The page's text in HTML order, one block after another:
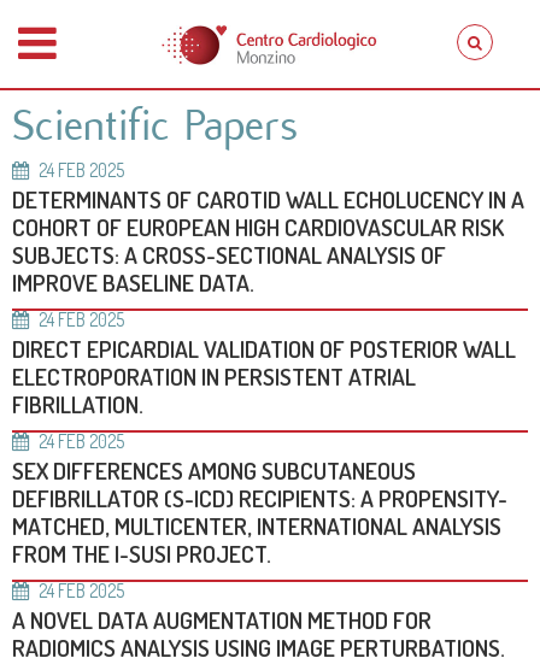
Scientific Papers
24 FEB 2025
DETERMINANTS OF CAROTID WALL ECHOLUCENCY IN A
COHORT OF EUROPEAN HIGH CARDIOVASCULAR RISK
SUBJECTS: A CROSS-SECTIONAL ANALYSIS OF
IMPROVE BASELINE DATA.
24 FEB 2025
DIRECT EPICARDIAL VALIDATION OF POSTERIOR WALL
ELECTROPORATION IN PERSISTENT ATRIAL
FIBRILLATION.
24 FEB 2025
SEX DIFFERENCES AMONG SUBCUTANEOUS
DEFIBRILLATOR (S-ICD) RECIPIENTS: A PROPENSITY-
MATCHED, MULTICENTER, INTERNATIONAL ANALYSIS
FROM THE I-SUSI PROJECT.
24 FEB 2025
A NOVEL DATA AUGMENTATION METHOD FOR
RADIOMICS ANALYSIS USING IMAGE PERTURBATIONS.